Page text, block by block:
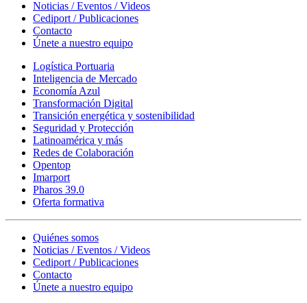
Noticias / Eventos / Videos
Cediport / Publicaciones
Contacto
Únete a nuestro equipo
Logística Portuaria
Inteligencia de Mercado
Economía Azul
Transformación Digital
Transición energética y sostenibilidad
Seguridad y Protección
Latinoamérica y más
Redes de Colaboración
Opentop
Imarport
Pharos 39.0
Oferta formativa
Quiénes somos
Noticias / Eventos / Videos
Cediport / Publicaciones
Contacto
Únete a nuestro equipo